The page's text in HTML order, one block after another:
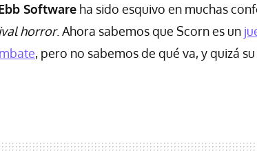
Software ha sido esquivo en muchas
horror. Ahora sabemos que Scorn es un
, pero no sabemos de qué va, y quizá su